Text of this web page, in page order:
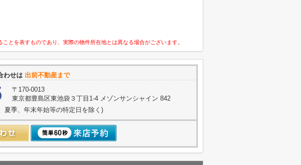
とを表すものであり、実際の物件所在地とは異なる場合がございます。
わせは 出前不動産まで
〒170-0013
東京都豊島区東池袋３丁目1-4 メゾンサンシャイン 842
夏季、年末年始等の特定日を除く)